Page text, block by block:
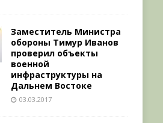
Заместитель Министра
обороны Тимур Иванов
проверил объекты
военной
инфраструктуры на
Дальнем Востоке
03.03.2017